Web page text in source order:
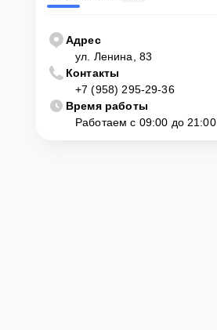
Адрес
ул. Ленина, 83
Контакты
+7 (958) 295-29-36
Время работы
Работаем с 09:00 до 21:00